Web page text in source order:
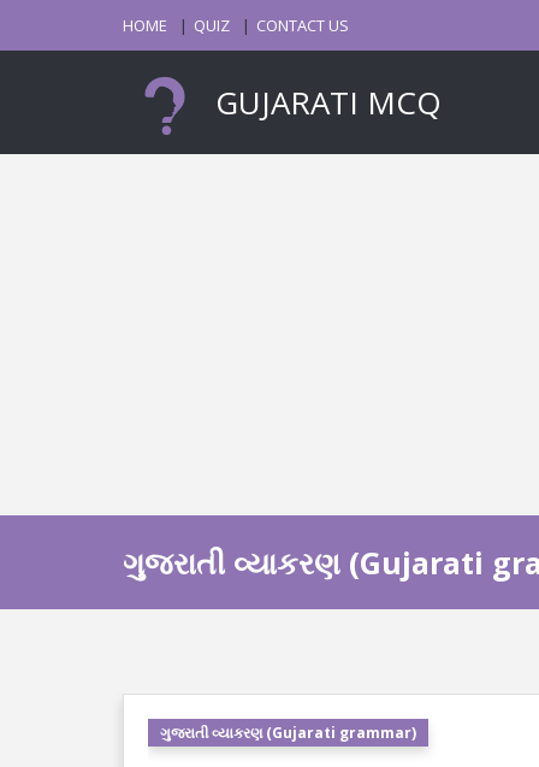
HOME QUIZ CONTACT US
GUJARATI MCQ
ગુજરાતી વ્યાકરણ (Gujarati
ગુજરાતી વ્યાકરણ (Gujarati grammar)